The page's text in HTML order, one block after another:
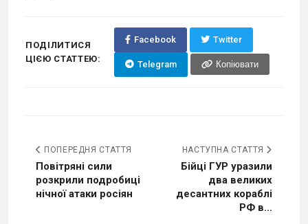
ПОДІЛИТИСЯ
ЦІЄЮ СТАТТЕЮ:
Facebook Twitter
Telegram Копіювати
ПОПЕРЕДНЯ СТАТТЯ
Повітряні сили
розкрили подробиці
нічної атаки росіян
НАСТУПНА СТАТТЯ
Бійці ГУР уразили
два великих
десантних кораблі
РФ в...